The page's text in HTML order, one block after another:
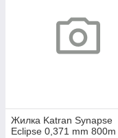
Жилка Katran Synapse
Eclipse 0,371 mm 800m